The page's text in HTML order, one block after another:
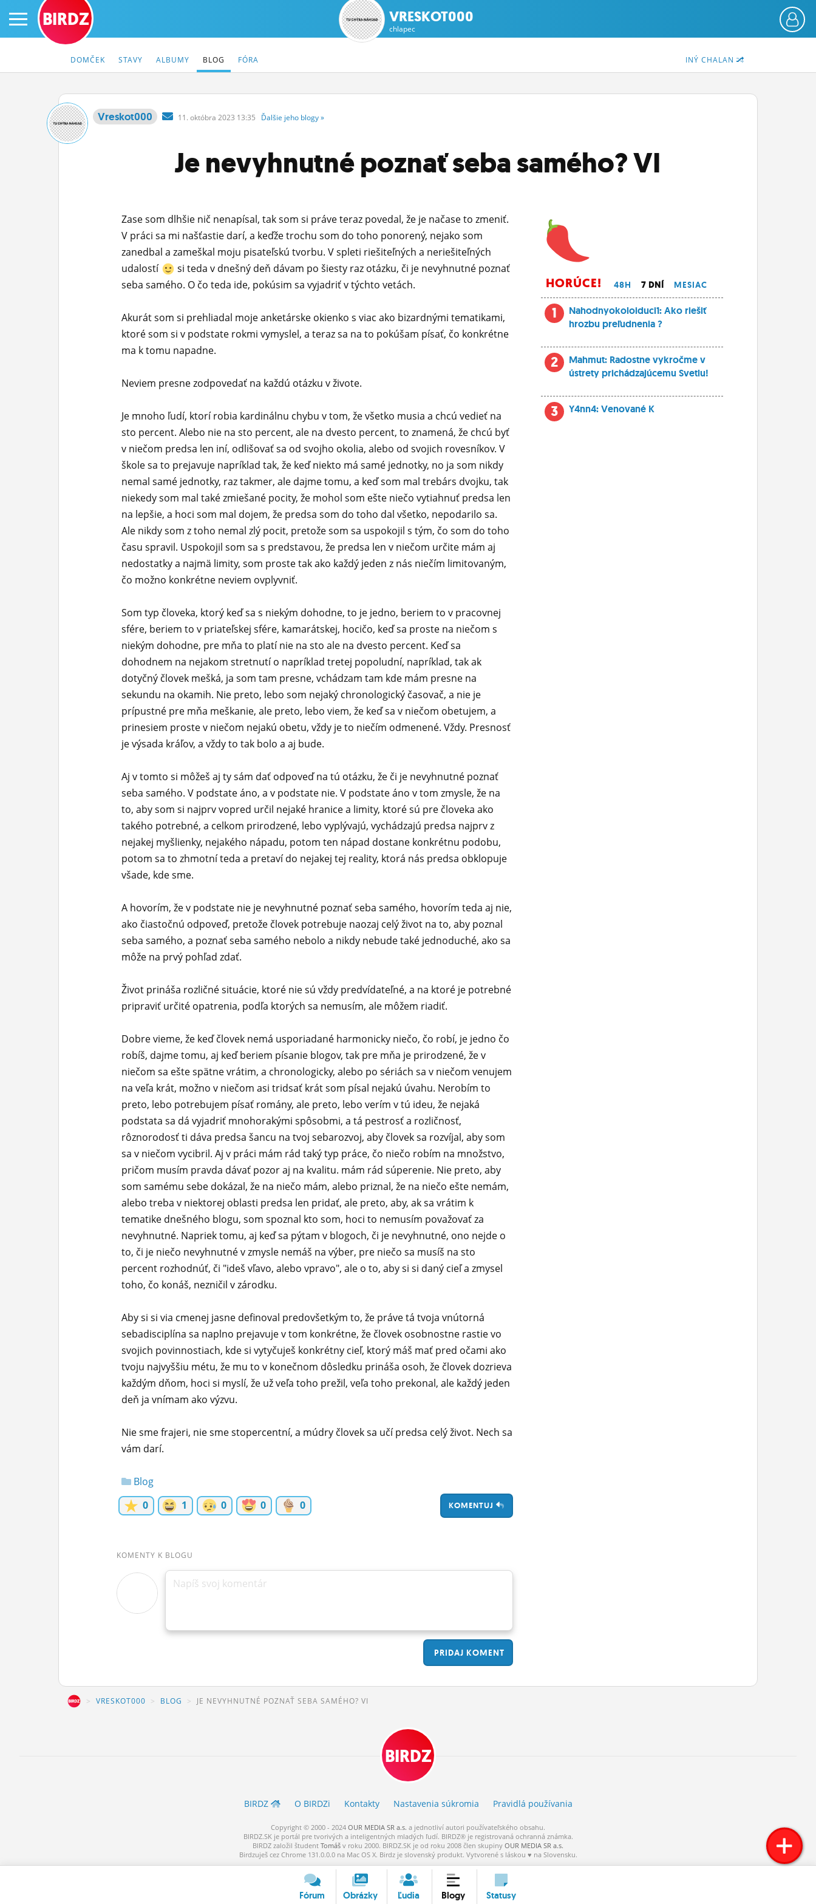
PRIHLÁS SA
BIRDZ VRESKOT000
chlapec
INÝ CHALAN
DOMČEK STAVY ALBUMY BLOG FÓRA
Vreskot000 11. októbra 2023 13:35 Ďalšie jeho blogy»
Je nevyhnutné poznať seba samého? VI
Zase som dlhšie nič nenapísal, tak som si práve teraz povedal, že je načase to zmeniť.
V práci sa mi našťastie darí, a keďže trochu som do toho ponorený, nejako som
zanedbal a zameškal moju pisateľskú tvorbu. V spleti riešiteľných a neriešiteľných
udalostí
si teda v dnešný deň dávam po šiesty raz otázku, či je nevyhnutné poznať
seba samého. O čo teda ide, pokúsim sa vyjadriť v týchto vetách.
Akurát som si prehliadal moje anketárske okienko s viac ako bizardnými tematikami,
ktoré som si v podstate rokmi vymyslel, a teraz sa na to pokúšam písať, čo konkrétne
ma k tomu napadne.
Neviem presne zodpovedať na každú otázku v živote.
Je mnoho ľudí, ktorí robia kardinálnu chybu v tom, že všetko musia a chcú vedieť na
sto percent. Alebo nie na sto percent, ale na dvesto percent, to znamená, že chcú byť
v niečom predsa len iní, odlišovať sa od svojho okolia, alebo od svojich rovesníkov. V
škole sa to prejavuje napríklad tak, že keď niekto má samé jednotky, no ja som nikdy
nemal samé jednotky, raz takmer, ale dajme tomu, a keď som mal trebárs dvojku, tak
niekedy som mal také zmiešané pocity, že mohol som ešte niečo vytiahnuť predsa len
na lepšie, a hoci som mal dojem, že predsa som do toho dal všetko, nepodarilo sa.
Ale nikdy som z toho nemal zlý pocit, pretože som sa uspokojil s tým, čo som do toho
času spravil. Uspokojil som sa s predstavou, že predsa len v niečom určite mám aj
nedostatky a najmä limity, som proste tak ako každý jeden z nás niečím limitovaným,
čo možno konkrétne neviem ovplyvniť.
Som typ človeka, ktorý keď sa s niekým dohodne, to je jedno, beriem to v pracovnej
sfére, beriem to v priateľskej sfére, kamarátskej, hocičo, keď sa proste na niečom s
niekým dohodne, pre mňa to platí nie na sto ale na dvesto percent. Keď sa
dohodnem na nejakom stretnutí o napríklad tretej popoludní, napríklad, tak ak
dotyčný človek mešká, ja som tam presne, vchádzam tam kde mám presne na
sekundu na okamih. Nie preto, lebo som nejaký chronologický časovač, a nie je
prípustné pre mňa meškanie, ale preto, lebo viem, že keď sa v niečom obetujem, a
prinesiem proste v niečom nejakú obetu, vždy je to niečím odmenené. Vždy. Presnosť
je výsada kráľov, a vždy to tak bolo a aj bude.
Aj v tomto si môžeš aj ty sám dať odpoveď na tú otázku, že či je nevyhnutné poznať
seba samého. V podstate áno, a v podstate nie. V podstate áno v tom zmysle, že na
to, aby som si najprv vopred určil nejaké hranice a limity, ktoré sú pre človeka ako
takého potrebné, a celkom prirodzené, lebo vyplývajú, vychádzajú predsa najprv z
nejakej myšlienky, nejakého nápadu, potom ten nápad dostane konkrétnu podobu,
potom sa to zhmotní teda a pretaví do nejakej tej reality, ktorá nás predsa obklopuje
všade, kde sme.
A hovorím, že v podstate nie je nevyhnutné poznať seba samého, hovorím teda aj nie,
ako čiastočnú odpoveď, pretože človek potrebuje naozaj celý život na to, aby poznal
seba samého, a poznať seba samého nebolo a nikdy nebude také jednoduché, ako sa
môže na prvý pohľad zdať.
Život prináša rozličné situácie, ktoré nie sú vždy predvídateľné, a na ktoré je potrebné
pripraviť určité opatrenia, podľa ktorých sa nemusím, ale môžem riadiť.
Dobre vieme, že keď človek nemá usporiadané harmonicky niečo, čo robí, je jedno čo
robíš, dajme tomu, aj keď beriem písanie blogov, tak pre mňa je prirodzené, že v
niečom sa ešte spätne vrátim, a chronologicky, alebo po sériách sa v niečom venujem
na veľa krát, možno v niečom asi tridsať krát som písal nejakú úvahu. Nerobím to
preto, lebo potrebujem písať romány, ale preto, lebo verím v tú ideu, že nejaká
podstata sa dá vyjadriť mnohorakými spôsobmi, a tá pestrosť a rozličnosť,
rôznorodosť ti dáva predsa šancu na tvoj sebarozvoj, aby človek sa rozvíjal, aby som
sa v niečom vycibril. Aj v práci mám rád taký typ práce, čo niečo robím na množstvo,
pričom musím pravda dávať pozor aj na kvalitu. mám rád súperenie. Nie preto, aby
som samému sebe dokázal, že na niečo mám, alebo priznal, že na niečo ešte nemám,
alebo treba v niektorej oblasti predsa len pridať, ale preto, aby, ak sa vrátim k
tematike dnešného blogu, som spoznal kto som, hoci to nemusím považovať za
nevyhnutné. Napriek tomu, aj keď sa pýtam v blogoch, či je nevyhnutné, ono nejde o
to, či je niečo nevyhnutné v zmysle nemáš na výber, pre niečo sa musíš na sto
percent rozhodnúť, či "ideš vľavo, alebo vpravo", ale o to, aby si si daný cieľ a zmysel
toho, čo konáš, nezničil v zárodku.
Aby si si via cmenej jasne definoval predovšetkým to, že práve tá tvoja vnútorná
sebadisciplína sa naplno prejavuje v tom konkrétne, že človek osobnostne rastie vo
svojich povinnostiach, kde si vytyčuješ konkrétny cieľ, ktorý máš mať pred očami ako
tvoju najvyššiu métu, že mu to v konečnom dôsledku prináša osoh, že človek dozrieva
každým dňom, hoci si myslí, že už veľa toho prežil, veľa toho prekonal, ale každý jeden
deň ja vnímam ako výzvu.
Nie sme frajeri, nie sme stopercentní, a múdry človek sa učí predsa celý život. Nech sa
vám darí.
Blog
0
1 0 0 0 KOMENTUJ
KOMENTY K BLOGU
Napíš svoj komentár
PRIDAJ KOMENT
HORÚCE! 48H 7 DNÍ MESIAC
1
Nahodnyokoloiduci1: Ako riešiť
hrozbu preľudnenia ?
2
Mahmut: Radostne vykročme v
ústrety prichádzajúcemu Svetlu!
3 Y4nn4: Venované K
VRESKOT000 BLOG JE NEVYHNUTNÉ POZNAŤ SEBA SAMÉHO? VI
BIRDZ
BIRDZ O BIRDZi Kontakty Nastavenia súkromia Pravidlá používania
Copyright © 2000 - 2024 OUR MEDIA SR a.s. a jednotliví autori používateľského obsahu.
BIRDZ.SK je portál pre tvorivých a inteligentných mladých ľudí. BIRDZ® je registrovaná ochranná známka.
BIRDZ založil študent Tomáš v roku 2000. BIRDZ.SK je od roku 2008 člen skupiny OUR MEDIA SR a.s.
Birdzuješ cez Chrome 131.0.0.0 na Mac OS X. Birdz je slovenský produkt. Vytvorené s láskou ♥ na Slovensku.
Fórum Obrázky Ľudia Blogy Statusy